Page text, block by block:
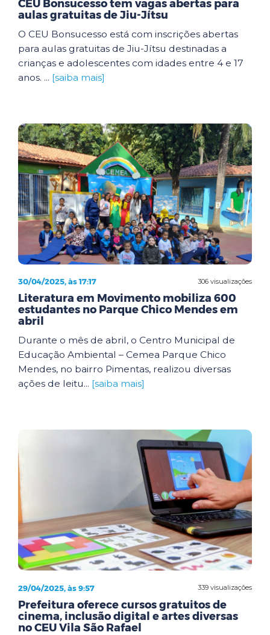
CEU Bonsucesso tem vagas abertas para
aulas gratuitas de Jiu-Jítsu
O CEU Bonsucesso está com inscrições abertas
para aulas gratuitas de Jiu-Jítsu destinadas a
crianças e adolescentes com idades entre 4 e 17
anos. ... [saiba mais]
306 visualizações
30/04/2025, às 17:17
Literatura em Movimento mobiliza 600
estudantes no Parque Chico Mendes em
abril
Durante o mês de abril, o Centro Municipal de
Educação Ambiental – Cemea Parque Chico
Mendes, no bairro Pimentas, realizou diversas
ações de leitu... [saiba mais]
339 visualizações
29/04/2025, às 9:57
Prefeitura oferece cursos gratuitos de
cinema, inclusão digital e artes diversas
no CEU Vila São Rafael